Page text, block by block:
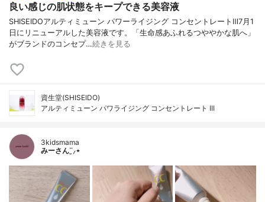
良い感じの肌状態をキープできる美容液
SHISEIDOアルティミューン パワーライジング コンセントレートⅢ7月1
日にリニューアルした美容液です。「生命感あふれるつややかな肌へ」
がブランドのコンセプ…続きを見る
資生堂(SHISEIDO)
アルティミューン パワライジング コンセントレート III
3kidsmama
みーさん¨̮⸝⋆